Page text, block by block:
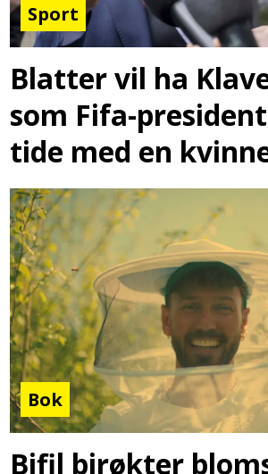
Sport
Blatter vil ha
som Fifa-
tide med en
Bok
Bifil birøkter